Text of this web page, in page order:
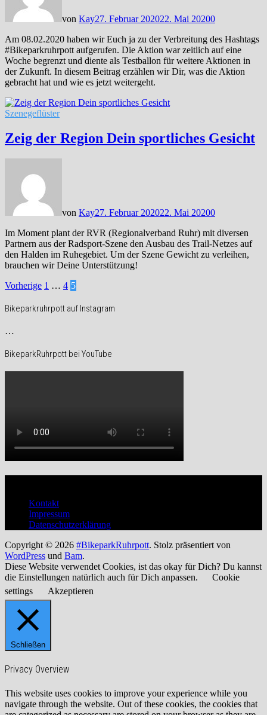
von Kay27. Februar 202022. Mai 20200
Am 08.02.2020 haben wir Euch ja zu der Verbreitung des Hashtags
#Bikeparkruhrpott aufgerufen. Die Aktion war zeitlich auf eine
Woche begrenzt und diente als Testballon für weitere Aktionen in
der Zukunft. In diesem Beitrag erzählen wir Dir, was die Aktion
gebracht hat und wie es jetzt weitergeht.
Szenegeflüster
Zeig der Region Dein sportliches Gesicht
von Kay27. Februar 202022. Mai 20200
Im Moment plant der RVR (Regionalverband Ruhr) mit diversen
Partnern aus der Radsport-Szene den Ausbau des Trail-Netzes auf
den Halden im Ruhegebiet. Um der Szene Gewicht zu verleihen,
brauchen wir Deine Unterstützung!
Seitennummerierung
der
Vorherige 1 … 4 5
Bikeparkruhrpott auf Instagram
…
BikeparkRuhrpott bei YouTube
Kontakt
Impressum
Datenschutzerklärung
Copyright © 2026 #BikeparkRuhrpott. Stolz präsentiert von
WordPress und Bam.
Diese Website verwendet Cookies, ist das okay für Dich? Du kannst
die Einstellungen natürlich auch für Dich anpassen.
Cookie
settings
Akzeptieren
Schließen
Privacy Overview
This website uses cookies to improve your experience while you
navigate through the website. Out of these cookies, the cookies that